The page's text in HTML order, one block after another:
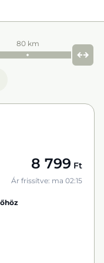
80 km
8 799 Ft
Ár frissítve: ma 02:15